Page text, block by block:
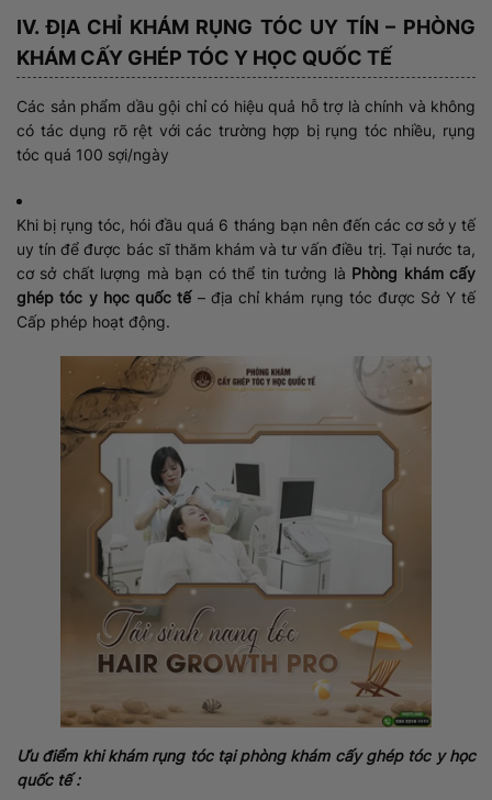
IV. ĐỊA CHỈ KHÁM RỤNG TÓC UY TÍN – PHÒNG
KHÁM CẤY GHÉP TÓC Y HỌC QUỐC TẾ
Các sản phẩm dầu gội chỉ có hiệu quả hỗ trợ là chính và không
có tác dụng rõ rệt với các trường hợp bị rụng tóc nhiều, rụng
tóc quá 100 sợi/ngày
Khi bị rụng tóc, hói đầu quá 6 tháng bạn nên đến các cơ sở y tế
uy tín để được bác sĩ thăm khám và tư vấn điều trị. Tại nước ta,
cơ sở chất lượng mà bạn có thể tin tưởng là Phòng khám cấy
ghép tóc y học quốc tế– địa chỉ khám rụng tóc được Sở Y tế
Cấp phép hoạt động.
Ưu điểm khi khám rụng tóc tại phòng khám cấy ghép tóc y học
quốc tế :